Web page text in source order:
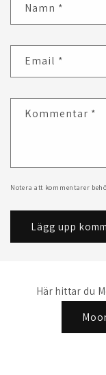
Namn *
Email *
Kommentar *
Notera att kommentarer
Här hittar du